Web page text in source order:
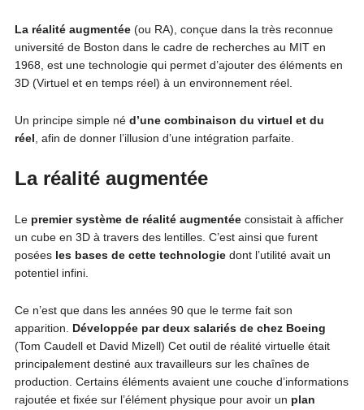
La réalité augmentée(ou RA), conçue dans la très reconnue
université de Boston dans le cadre de recherches au MIT en
1968, est une technologie qui permet d’ajouter des éléments en
3D (Virtuel et en temps réel) à un environnement réel.
Un principe simple né d’une combinaison du virtuel et du
réel , afin de donner l’illusion d’une intégration parfaite.
La réalité augmentée
Lepremier système de réalité augmentéeconsistait à afficher
un cube en 3D à travers des lentilles. C’est ainsi que furent
posées les bases de cette technologiedont l’utilité avait un
potentiel infini.
Ce n’est que dans les années 90 que le terme fait son
apparition. Développée par deux salariés de chez Boeing
(Tom Caudell et David Mizell) Cet outil de réalité virtuelle était
principalement destiné aux travailleurs sur les chaînes de
production. Certains éléments avaient une couche d’informations
rajoutée et fixée sur l’élément physique pour avoir un plan